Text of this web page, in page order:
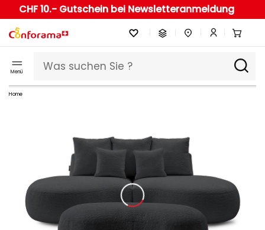
CHF 10.- Gutschein bei Newsletteranmeldung
Menü
Home